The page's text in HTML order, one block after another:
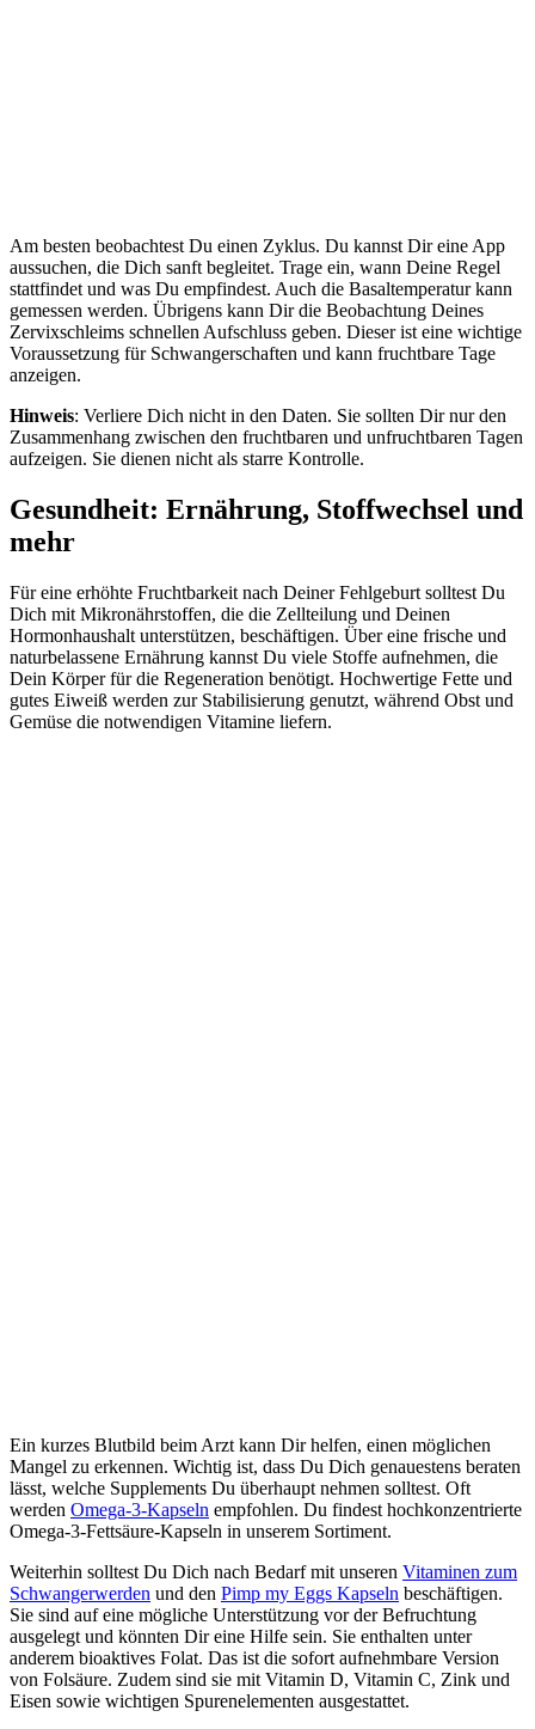
Am besten beobachtest Du einen Zyklus. Du kannst Dir eine App
aussuchen, die Dich sanft begleitet. Trage ein, wann Deine Regel
stattfindet und was Du empfindest. Auch die Basaltemperatur kann
gemessen werden. Übrigens kann Dir die Beobachtung Deines
Zervixschleims schnellen Aufschluss geben. Dieser ist eine wichtige
Voraussetzung für Schwangerschaften und kann fruchtbare Tage
anzeigen.
Hinweis: Verliere Dich nicht in den Daten. Sie sollten Dir nur den
Zusammenhang zwischen den fruchtbaren und unfruchtbaren Tagen
aufzeigen. Sie dienen nicht als starre Kontrolle.
Gesundheit: Ernährung, Stoffwechsel und
mehr
Für eine erhöhte Fruchtbarkeit nach Deiner Fehlgeburt solltest Du
Dich mit Mikronährstoffen, die die Zellteilung und Deinen
Hormonhaushalt unterstützen, beschäftigen. Über eine frische und
naturbelassene Ernährung kannst Du viele Stoffe aufnehmen, die
Dein Körper für die Regeneration benötigt. Hochwertige Fette und
gutes Eiweiß werden zur Stabilisierung genutzt, während Obst und
Gemüse die notwendigen Vitamine liefern.
Ein kurzes Blutbild beim Arzt kann Dir helfen, einen möglichen
Mangel zu erkennen. Wichtig ist, dass Du Dich genauestens beraten
lässt, welche Supplements Du überhaupt nehmen solltest. Oft
werden Omega-3-Kapseln empfohlen. Du findest hochkonzentrierte
Omega-3-Fettsäure-Kapseln in unserem Sortiment.
Weiterhin solltest Du Dich nach Bedarf mit unseren Vitaminen zum
Schwangerwerden und den Pimp my Eggs Kapseln beschäftigen.
Sie sind auf eine mögliche Unterstützung vor der Befruchtung
ausgelegt und könnten Dir eine Hilfe sein. Sie enthalten unter
anderem bioaktives Folat. Das ist die sofort aufnehmbare Version
von Folsäure. Zudem sind sie mit Vitamin D, Vitamin C, Zink und
Eisen sowie wichtigen Spurenelementen ausgestattet.